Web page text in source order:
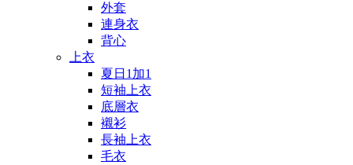
外套
連身衣
背心
上衣
夏日1加1
短袖上衣
底層衣
襯衫
長袖上衣
毛衣